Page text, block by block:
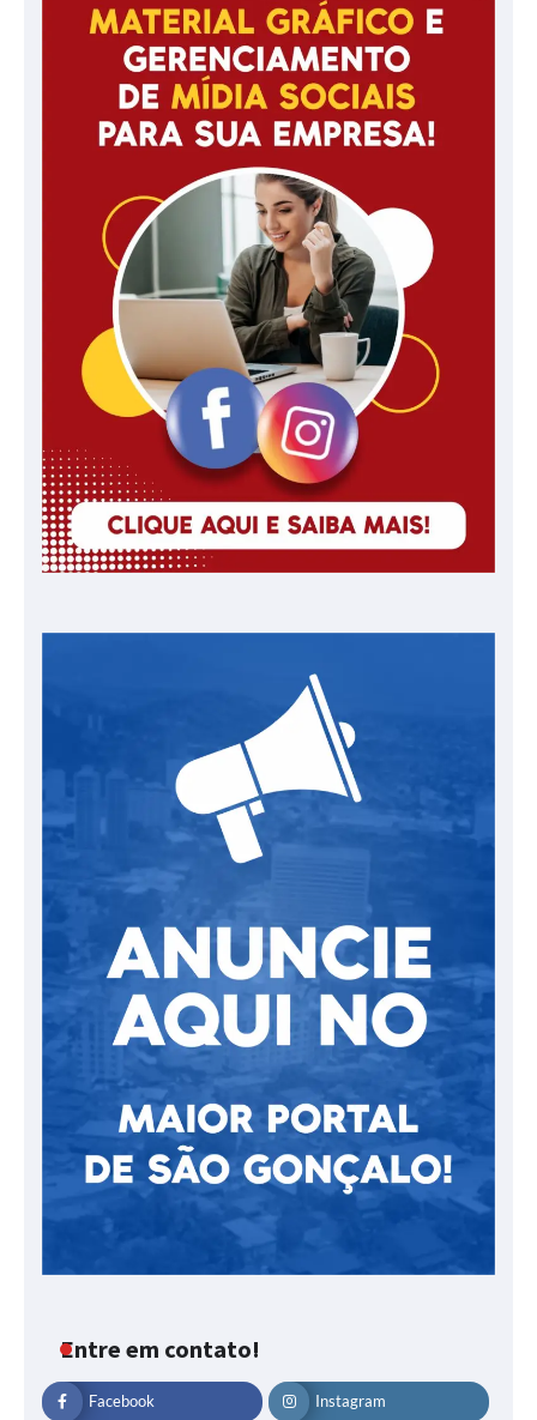
Entre em contato!
Facebook Instagram